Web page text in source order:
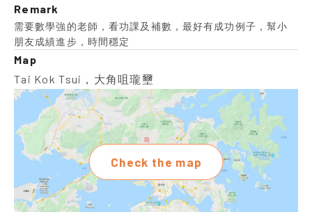
Remark
需要數學強的老師，看功課及補數，最好有成功例子，幫小
朋友成績進步，時間穩定
Map
Tai Kok Tsui，大角咀瓏壐
Check the map